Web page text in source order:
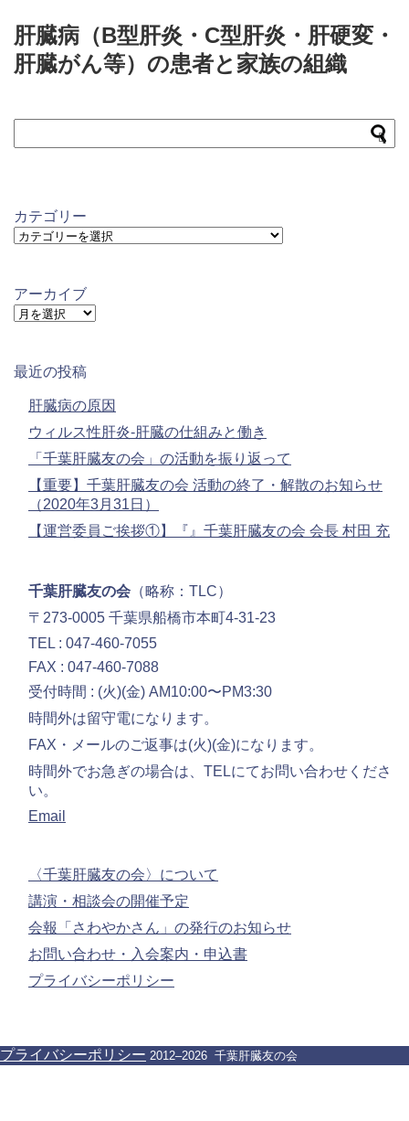
肝臓病（B型肝炎・C型肝炎・肝硬変・
肝臓がん等）の患者と家族の組織
カテゴリー
カ
リ
ー
アーカイブ
ア
イ
最近の投稿
肝臓病の原因
ウィルス性肝炎-肝臓の仕組みと働き
「千葉肝臓友の会」の活動を振り返って
【重要】千葉肝臓友の会 活動の終了・解散のお知らせ
（2020年3月31日）
【運営委員ご挨拶①】『』千葉肝臓友の会 会長 村田 充
千葉肝臓友の会 （略称：TLC）
〒273-0005 千葉県船橋市本町4-31-23
TEL : 047-460-7055
FAX : 047-460-7088
受付時間 : (火)(金) AM10:00〜PM3:30
時間外は留守電になります。
FAX・メールのご返事は(火)(金)になります。
時間外でお急ぎの場合は、TELにてお問い合わせくださ
い。
Email
〈千葉肝臓友の会〉について
講演・相談会の開催予定
会報「さわやかさん」の発行のお知らせ
お問い合わせ・入会案内・申込書
プライバシーポリシー
プライバシーポリシー 2012–2026 千葉肝臓友の会